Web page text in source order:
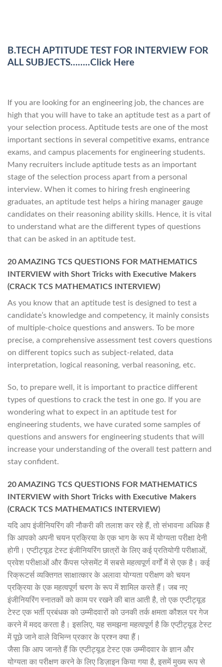
B.TECH APTITUDE TEST FOR INTERVIEW FOR
ALL SUBJECTS……..Click Here
If you are looking for an engineering job, the chances are
high that you will have to take an aptitude test as a part of
your selection process. Aptitude tests are one of the most
important sections in several competitive exams, entrance
exams, and campus placements for engineering students.
Many recruiters include aptitude tests as an important
stage of the selection process apart from a personal
interview. When it comes to hiring fresh engineering
graduates, an aptitude test helps a hiring manager gauge
candidates on their reasoning ability skills. Hence, it is vital
to understand what are the different types of questions
that can be asked in an aptitude test.
20 AMAZING TCS QUESTIONS FOR MATHEMATICS
INTERVIEW with Short Tricks with Executive Makers
(CRACK TCS MATHEMATICS INTERVIEW)
As you know that an aptitude test is designed to test a
candidate’s knowledge and competency, it mainly consists
of multiple-choice questions and answers. To be more
precise, a comprehensive assessment test covers questions
on different topics such as subject-related, data
interpretation, logical reasoning, verbal reasoning, etc.
So, to prepare well, it is important to practice different
types of questions to crack the test in one go. If you are
wondering what to expect in an aptitude test for
engineering students, we have curated some samples of
questions and answers for engineering students that will
increase your understanding of the overall test pattern and
stay confident.
20 AMAZING TCS QUESTIONS FOR MATHEMATICS
INTERVIEW with Short Tricks with Executive Makers
(CRACK TCS MATHEMATICS INTERVIEW)
यदि आप इंजीनियरिंग की नौकरी की तलाश कर रहे हैं, तो संभावना अधिक है
कि आपको अपनी चयन प्रक्रिया के एक भाग के रूप में योग्यता परीक्षा देनी
होगी। एप्टीट्यूड टेस्ट इंजीनियरिंग छात्रों के लिए कई प्रतियोगी परीक्षाओं,
प्रवेश परीक्षाओं और कैंपस प्लेसमेंट में सबसे महत्वपूर्ण वर्गों में से एक है। कई
रिक्रूटर्स व्यक्तिगत साक्षात्कार के अलावा योग्यता परीक्षण को चयन
प्रक्रिया के एक महत्वपूर्ण चरण के रूप में शामिल करते हैं। जब नए
इंजीनियरिंग स्नातकों को काम पर रखने की बात आती है, तो एक एप्टीट्यूड
टेस्ट एक भर्ती प्रबंधक को उम्मीदवारों को उनकी तर्क क्षमता कौशल पर गेज
करने में मदद करता है। इसलिए, यह समझना महत्वपूर्ण है कि एप्टीट्यूड टेस्ट
में पूछे जाने वाले विभिन्न प्रकार के प्रश्न क्या हैं।
जैसा कि आप जानते हैं कि एप्टीट्यूड टेस्ट एक उम्मीदवार के ज्ञान और
योग्यता का परीक्षण करने के लिए डिज़ाइन किया गया है, इसमें मुख्य रूप से